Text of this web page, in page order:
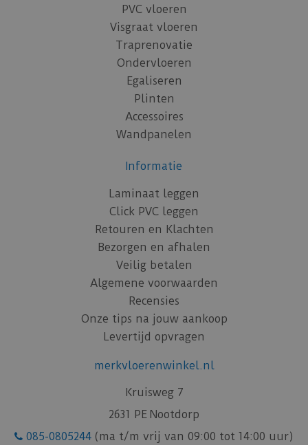
PVC vloeren
Visgraat vloeren
Traprenovatie
Ondervloeren
Egaliseren
Plinten
Accessoires
Wandpanelen
Informatie
Laminaat leggen
Click PVC leggen
Retouren en Klachten
Bezorgen en afhalen
Veilig betalen
Algemene voorwaarden
Recensies
Onze tips na jouw aankoop
Levertijd opvragen
merkvloerenwinkel.nl
Kruisweg 7
2631 PE Nootdorp
085-0805244 (ma t/m vrij van 09:00 tot 14:00 uur)